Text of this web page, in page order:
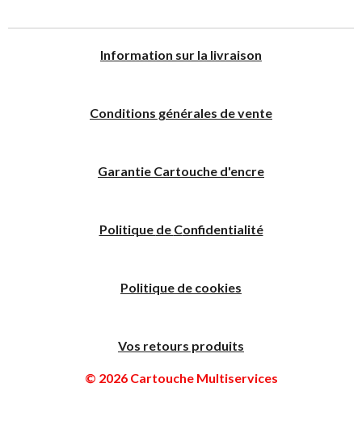
Information sur la livraison
Conditions générales de vente
Garantie Cartouche d'encre
Politique de Confidentialité
Politique de cookies
Vos retours produits
© 2026 Cartouche Multiservices